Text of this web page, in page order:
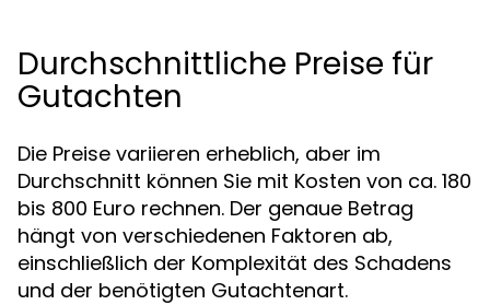
Durchschnittliche Preise für
Gutachten
Die Preise variieren erheblich, aber im
Durchschnitt können Sie mit Kosten von ca. 180
bis 800 Euro rechnen. Der genaue Betrag
hängt von verschiedenen Faktoren ab,
einschließlich der Komplexität des Schadens
und der benötigten Gutachtenart.